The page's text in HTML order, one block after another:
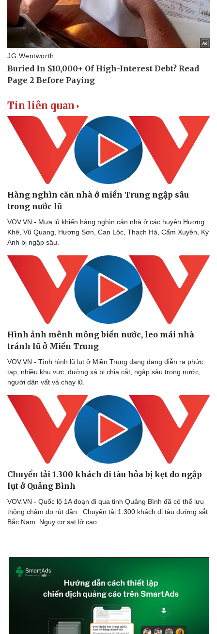
Thể thao
Bóng đá
Lịch thi đấu bóng đá
Thế giới thể thao
eSports
Hậu trường
Ô tô - Xe máy
Tư vấn
Tin liên quan
Hàng nghìn căn nhà ở miền Trung ngập sâu
trong nước lũ
VOV.VN - Mưa lũ khiến hàng nghìn căn nhà ở các huyện Hương
Khê, Vũ Quang, Hương Sơn, Can Lộc, Thạch Hà, Cẩm Xuyên, Kỳ
Anh bị ngập sâu.
Hình ảnh mênh mông biển nước, leo mái nhà
tránh lũ ở Miền Trung
VOV.VN - Tình hình lũ lụt ở Miền Trung đang đang diễn ra phức
tạp, nhiều khu vực, đường xá bị chia cắt, ngập sâu trong nước,
người dân vất vả chạy lũ.
Chuyển tải 1.300 khách đi tàu hỏa bị kẹt do ngập
lụt ở Quảng Bình
VOV.VN - Quốc lộ 1A đoạn đi qua tỉnh Quảng Bình đã có thể lưu
thông chậm do rút dần. Chuyển tải 1.300 khách đi tàu đường sắt
Bắc Nam. Nguy cơ sạt lở cao